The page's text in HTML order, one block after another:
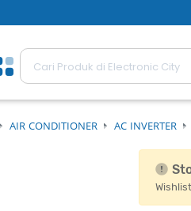
AIR CONDITIONER AC INVERTER